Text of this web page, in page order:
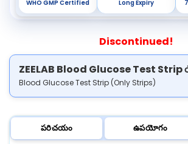
WHO GMP Certified Long Expiry
Discontinued!
ZEELAB Blood Glucose Test
Blood Glucose Test Strip (Only Strips)
పరిచయం ఉపయోగం